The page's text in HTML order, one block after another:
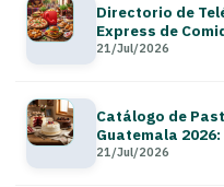
Directorio de
Express de
Domicilio en
21/Jul/2026
Catálogo de
Guatemala
Menú a Domicilio
21/Jul/2026